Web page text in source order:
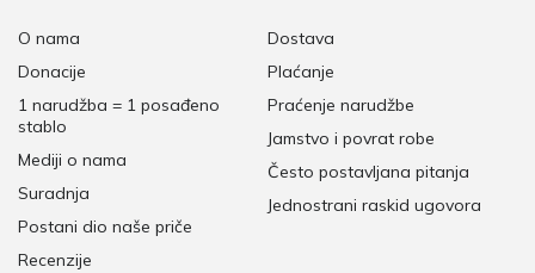
O nama
Donacije
1 narudžba = 1 posađeno
stablo
Mediji o nama
Suradnja
Postani dio naše priče
Recenzije
Dostava
Plaćanje
Praćenje narudžbe
Jamstvo i povrat robe
Često postavljana pitanja
Jednostrani raskid ugovora